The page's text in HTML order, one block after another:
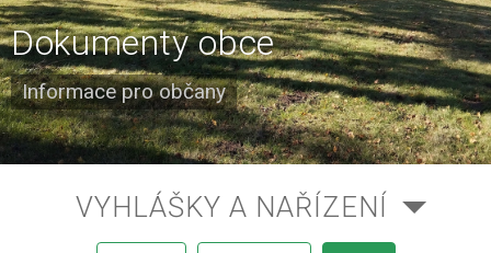
Dokumenty obce
Informace pro občany
VYHLÁŠKY A NAŘÍZENÍ